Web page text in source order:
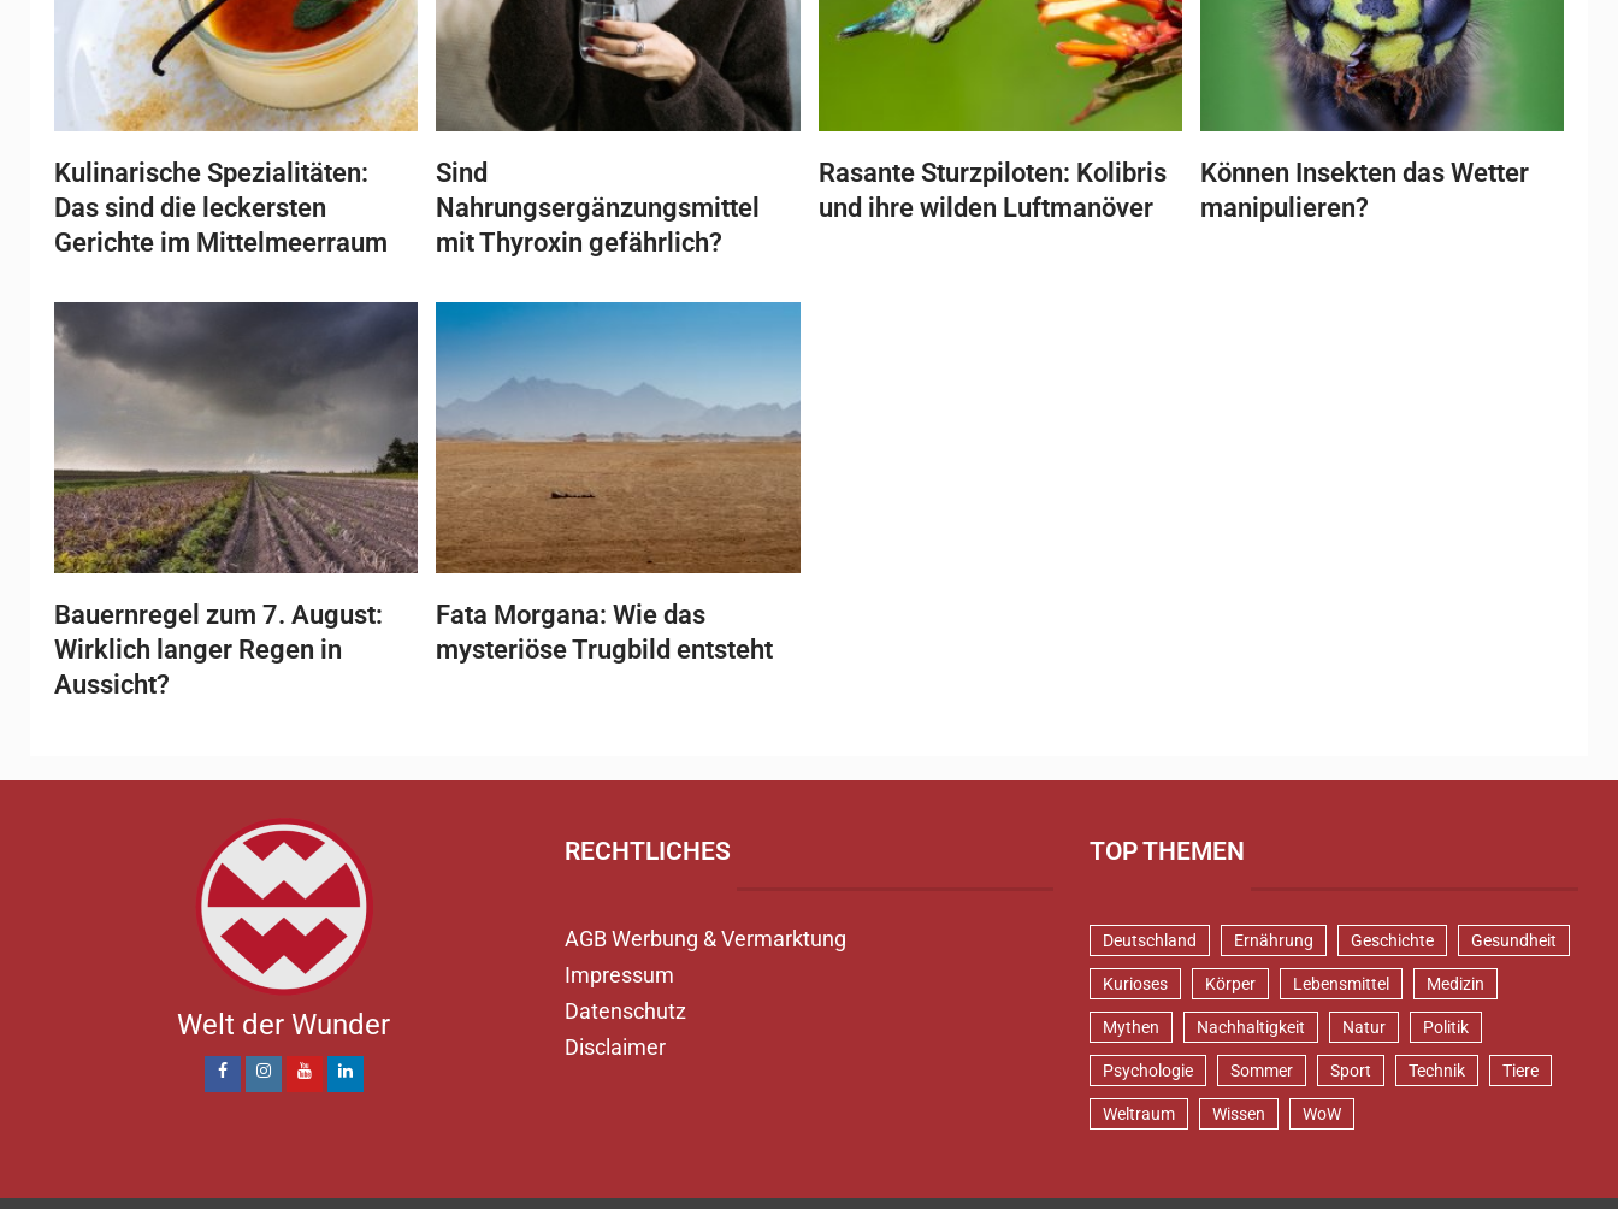
Kulinarische Spezialitäten:
Das sind die leckersten
Gerichte im Mittelmeerraum
Sind
Nahrungsergänzungsmittel
mit Thyroxin gefährlich?
Rasante Sturzpiloten: Kolibris
und ihre wilden Luftmanöver
Können Insekten das Wetter
manipulieren?
Bauernregel zum 7. August:
Wirklich langer Regen in
Aussicht?
Fata Morgana: Wie das
mysteriöse Trugbild entsteht
Welt der Wunder
RECHTLICHES
AGB Werbung & Vermarktung
Impressum
Datenschutz
Disclaimer
TOP THEMEN
Deutschland Ernährung Geschichte Gesundheit
Kurioses Körper Lebensmittel Medizin
Mythen Nachhaltigkeit Natur Politik
Psychologie Sommer Sport Technik Tiere
Weltraum Wissen WoW